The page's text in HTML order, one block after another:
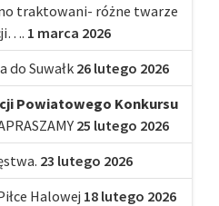
traktowani- różne twarze
1 marca 2026
do Suwałk 26 lutego 2026
Powiatowego Konkursu
25 lutego 2026
23 lutego 2026
Halowej 18 lutego 2026